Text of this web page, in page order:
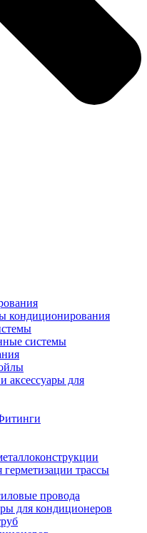
кондиционирования
системы
аксессуары для
герметизации трассы
провода
для кондиционеров